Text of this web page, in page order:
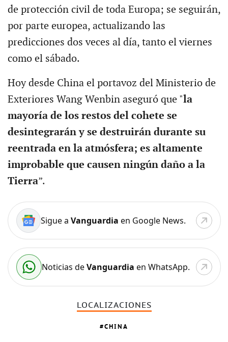
de protección civil de toda Europa; se seguirán,
por parte europea, actualizando las
predicciones dos veces al día, tanto el viernes
como el sábado.
Hoy desde China el portavoz del Ministerio de
Exteriores Wang Wenbin aseguró que "la
mayoría de los restos del cohete se
desintegrarán y se destruirán durante su
reentrada en la atmósfera; es altamente
improbable que causen ningún daño a la
Tierra”.
Sigue a Vanguardia en Google News.
Noticias deVanguardia en WhatsApp.
LOCALIZACIONES
CHINA